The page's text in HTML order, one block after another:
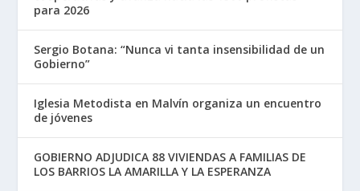
para 2026
Sergio Botana: “Nunca vi tanta insensibilidad de un
Gobierno”
Iglesia Metodista en Malvín organiza un encuentro
de jóvenes
GOBIERNO ADJUDICA 88 VIVIENDAS A FAMILIAS DE
LOS BARRIOS LA AMARILLA Y LA ESPERANZA